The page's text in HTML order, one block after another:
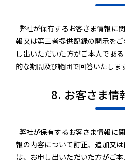
弊社が保有するお客さま情報に
報又は第三者提供記録の開示を
し出いただいた方がご本人であ
的な期間及び範囲で回答いたしま
8. お客さま情
弊社が保有するお客さま情報に
報の内容について訂正、追加又
は、お申し出いただいた方がご